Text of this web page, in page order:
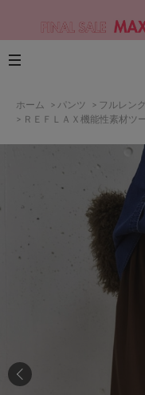
ホーム > パンツ > フルレン
> ＲＥＦＬＡＸ機能性素材ツ